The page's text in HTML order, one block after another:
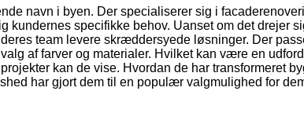
navn i byen. Der specialiserer sig i
kundernes specifikke behov. Uanset om det drejer
team levere skræddersyede løsninger. Der
af farver og materialer. Hvilket kan være en
kan de vise. Hvordan de har transformeret
har gjort dem til en populær valgmulighed for